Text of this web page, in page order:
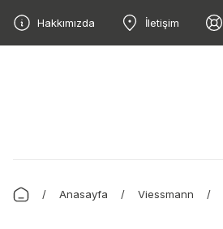
Hakkımızda İletişim
Anasayfa Viessmann